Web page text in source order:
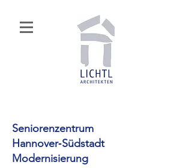
Seniorenzentrum
Hannover‑Südstadt
Modernisierung